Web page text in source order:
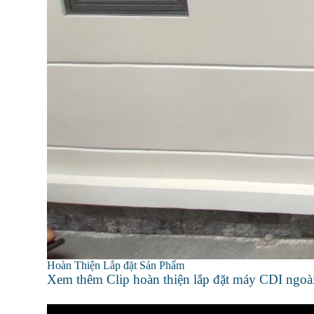
Hoàn Thiện Lắp đặt Sản Phẩm
Xem thêm Clip hoàn thiện lắp đặt máy CDI